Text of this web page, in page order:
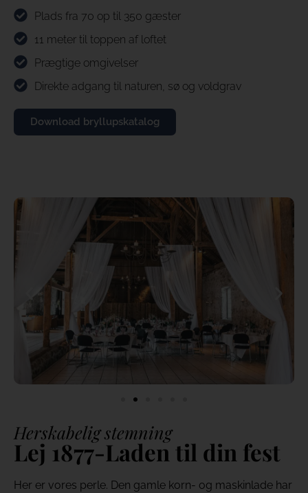
Plads fra 70 op til 350 gæster
11 meter til toppen af loftet
Prægtige omgivelser
Direkte adgang til naturen, sø og voldgrav
Download bryllupskatalog
Herskabelig stemning
Lej 1877-Laden til din fest
Her er vores perle. Den gamle korn- og maskinlade har